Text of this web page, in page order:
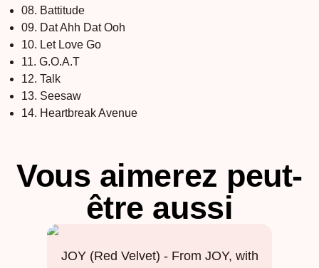
08. Battitude
09. Dat Ahh Dat Ooh
10. Let Love Go
11. G.O.A.T
12. Talk
13. Seesaw
14. Heartbreak Avenue
Vous aimerez peut-
être aussi
JOY (Red Velvet) - From JOY, with